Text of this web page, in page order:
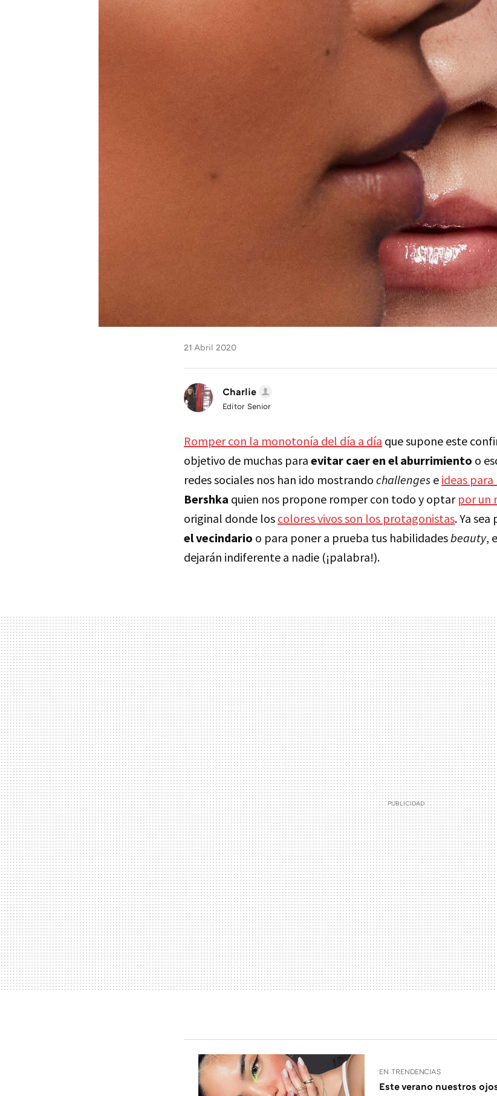
21 Abril 2020
Charlie
Editor Senior
Romper con la monotonía del día a día que supone este
objetivo de muchas para evitar caer en el aburrimiento o
redes sociales nos han ido mostrando challenges e ideas
Bershka quien nos propone romper con todo y optar por un
original donde los colores vivos son los protagonistas. Ya sea
el vecindario o para poner a prueba tus habilidadesbeauty,
dejarán indiferente a nadie (¡palabra!).
EN TRENDENCIAS
Este verano nuestros